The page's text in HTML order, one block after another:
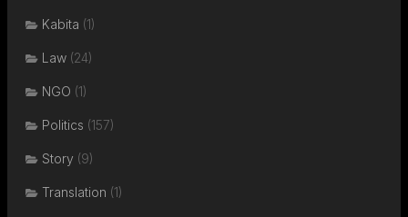
Kabita (1)
Law (24)
NGO (1)
Politics (157)
Story (9)
Translation (1)